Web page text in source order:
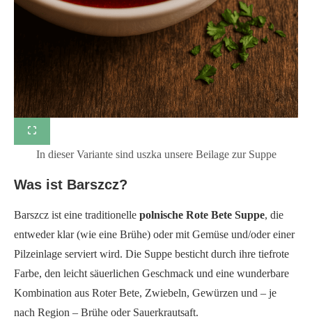
In dieser Variante sind uszka unsere Beilage zur Suppe
Was ist Barszcz?
Barszcz ist eine traditionelle polnische Rote Bete Suppe, die
entweder klar (wie eine Brühe) oder mit Gemüse und/oder einer
Pilzeinlage serviert wird. Die Suppe besticht durch ihre tiefrote
Farbe, den leicht säuerlichen Geschmack und eine wunderbare
Kombination aus Roter Bete, Zwiebeln, Gewürzen und – je
nach Region – Brühe oder Sauerkrautsaft.